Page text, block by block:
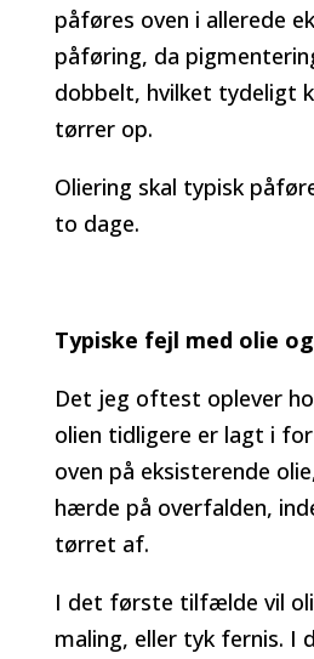
påføres oven i allerede
påføring, da
dobbelt, hvilket tydeligt
tørrer op.
Oliering skal typisk
to dage.
Typiske fejl med olie
Det jeg oftest oplever
olien tidligere er lagt i
oven på eksisterende
hærde på overfalden,
tørret af.
I det første tilfælde vil
maling, eller tyk fernis. I